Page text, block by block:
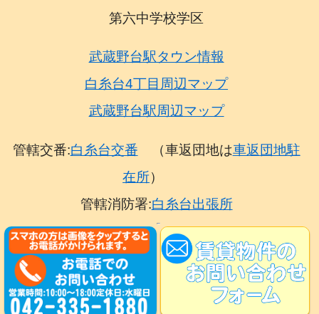
第六中学校学区
武蔵野台駅タウン情報
白糸台4丁目周辺マップ
武蔵野台駅周辺マップ
管轄交番:白糸台交番 （車返団地は車返団地駐
在所）
管轄消防署:白糸台出張所